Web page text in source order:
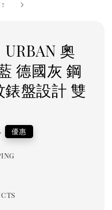
7
URBAN 奧
德國灰 鋼
盤設計 雙
優惠